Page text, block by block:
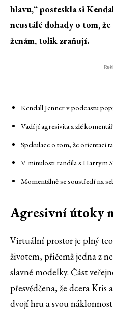
hlavu,“ posteskla si
neustálé dohady o tom,
ženám, tolik zraňují.
Kendall Jenner v podcastu
Vadí jí agresivita a zlé
Spekulace o tom, že orientaci
V minulosti randila s Harrym
Momentálně se soustředí na
Agresivní útoky
Virtuální prostor je plný
životem, přičemž jedna z
slavné modelky. Část
přesvědčena, že dcera Kris
dvojí hru a svou